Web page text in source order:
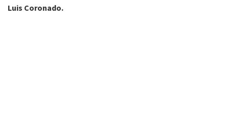
Luis Coronado.